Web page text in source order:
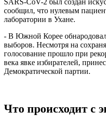
SARS-CoV-2 был создан
сообщил, что нулевым
лаборатории в Ухане.
- В Южной Корее
выборов. Несмотря на
голосование прошло при
века явке избирателей,
Демократической партии.
Что происходит с